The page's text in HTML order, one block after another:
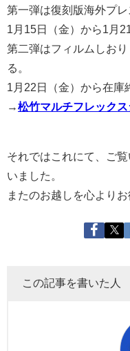
第一弾は復刻版海外プレ
1月15日（金）から1月
第二弾はフィルムしお
る。
1月22日（金）から在庫
→松竹マルチフレック
それではこれにて、ご
いました。
またのお越しを心よりお
この記事を書いた人